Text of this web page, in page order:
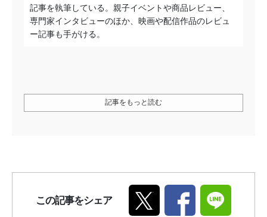
記事を執筆している。親子イベントや商品レビュー、
専門家インタビューのほか、映画や配信作品のレビュ
ー記事も手がける。
記事をもっと読む
この記事をシェア